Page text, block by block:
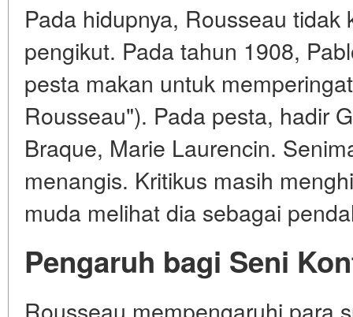
Pada hidupnya, Rousseau tidak
pengikut. Pada tahun 1908,
pesta makan untuk
Rousseau"). Pada pesta, hadir
Braque, Marie Laurencin.
menangis. Kritikus masih
muda melihat dia sebagai
Pengaruh bagi Seni
Rousseau mempengaruhi para